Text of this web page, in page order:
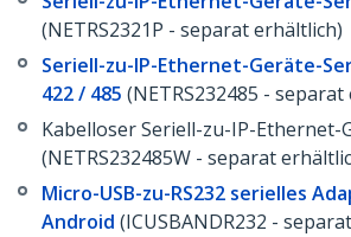
(NETRS2321P - separat erhältlich)
Seriell-zu-IP-Ethernet-Geräte-
422 / 485 (NETRS232485 -
Kabelloser Seriell-zu-IP-Ethernet-
(NETRS232485W - separat
Micro-USB-zu-RS232 serielles
Android (ICUSBANDR232 -